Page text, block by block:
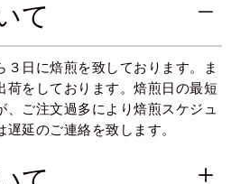
て
３日に焙煎を致しております。ま
荷をしております。焙煎日の最短
、ご注文過多により焙煎スケジュ
延のご連絡を致します。